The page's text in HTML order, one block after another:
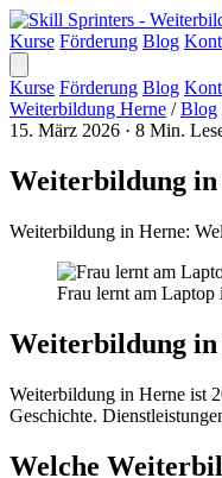
Kurse Förderung Blog
Kurse Förderung Blog
Weiterbildung Herne / Blog
15. März 2026 · 8 Min.
Weiterbildung in
Weiterbildung in Herne:
Frau lernt am
Weiterbildung
Weiterbildung in Herne ist
Geschichte.
Welche